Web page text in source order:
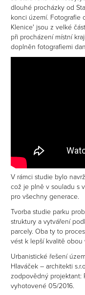
dlouhé procházky od
konci území. Fotografie
Klenice' jsou z velké
při procházení místní
doplněn fotografiemi
V rámci studie bylo
což je plně v souladu s
pro všechny generace.
Tvorba studie parku
struktury a vytváření
parcely. Oba ty to
vést k lepší kvalitě obou
Urbanistické řešení
Hlaváček – architekti
zodpovědný projektant:
vyhotovené 05/2016.